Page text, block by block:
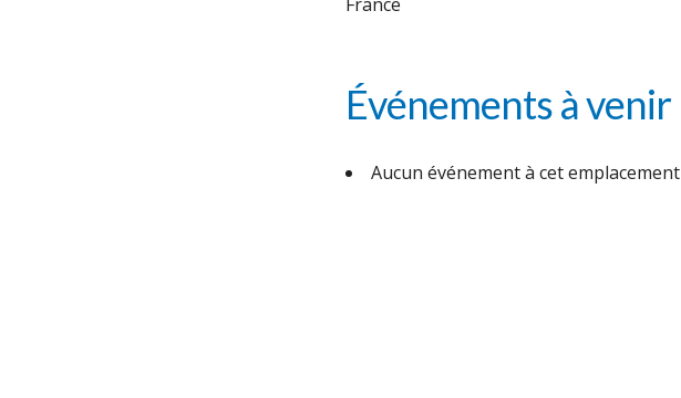
Événements à venir
Aucun événement à cet emplacement